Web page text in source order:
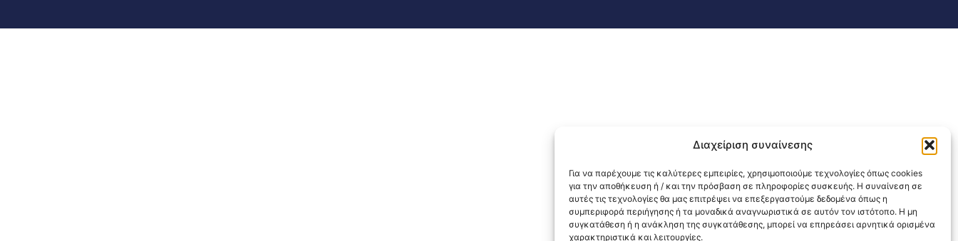
Διαχείριση συναίνεσης
Για να παρέχουμε τις καλύτερες εμπειρίες, χρησιμοποιούμε τεχνολογίες όπως cookies
για την αποθήκευση ή / και την πρόσβαση σε πληροφορίες συσκευής. Η συναίνεση σε
αυτές τις τεχνολογίες θα μας επιτρέψει να επεξεργαστούμε δεδομένα όπως η
συμπεριφορά περιήγησης ή τα μοναδικά αναγνωριστικά σε αυτόν τον ιστότοπο. Η μη
συγκατάθεση ή η ανάκληση της συγκατάθεσης, μπορεί να επηρεάσει αρνητικά ορισμένα
χαρακτηριστικά και λειτουργίες.